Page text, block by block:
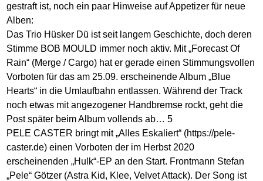
gestraft ist, noch ein paar Hinweise auf Appetizer für neue
Alben:
Das Trio Hüsker Dü ist seit langem Geschichte, doch deren
Stimme BOB MOULD immer noch aktiv. Mit „Forecast Of
Rain“ (Merge / Cargo) hat er gerade einen Stimmungsvollen
Vorboten für das am 25.09. erscheinende Album „Blue
Hearts“ in die Umlaufbahn entlassen. Während der Track
noch etwas mit angezogener Handbremse rockt, geht die
Post später beim Album vollends ab… 5
PELE CASTER bringt mit „Alles Eskaliert“ (https://pele-
caster.de) einen Vorboten der im Herbst 2020
erscheinenden „Hulk“-EP an den Start. Frontmann Stefan
„Pele“ Götzer (Astra Kid, Klee, Velvet Attack). Der Song ist